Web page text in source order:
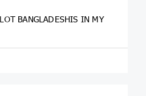
BANGLADESHIS IN MY